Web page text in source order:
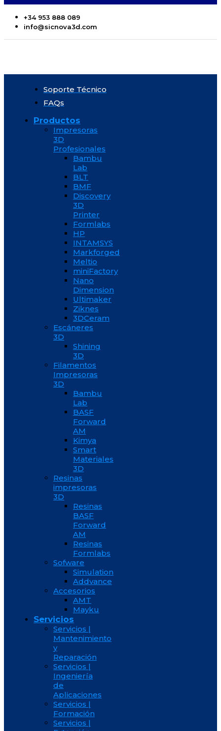
+34 953 888 089
info@sicnova3d.com
Soporte Técnico
FAQs
Productos
Impresoras
3D
Profesionales
Bambu
Lab
BLT
BMF
Discovery
3D
Printer
Formlabs
HP
INTAMSYS
Markforged
Meltio
miniFactory
Nano
Dimension
Ultimaker
Ziknes
3DCeram
Escáneres
3D
Shining
3D
Filamentos
Impresoras
3D
Bambu
Lab
BASF
Forward
AM
Kimya
Smart
Materiales
3D
Resinas
impresoras
3D
Resinas
BASF
Forward
AM
Resinas
Formlabs
Sofware
Simulation
Addvance
Accesorios
AMT
Mayku
Servicios
Servicios |
Mantenimiento
y
Reparación
Servicios |
Ingeniería
de
Aplicaciones
Servicios |
Formación
Servicios |